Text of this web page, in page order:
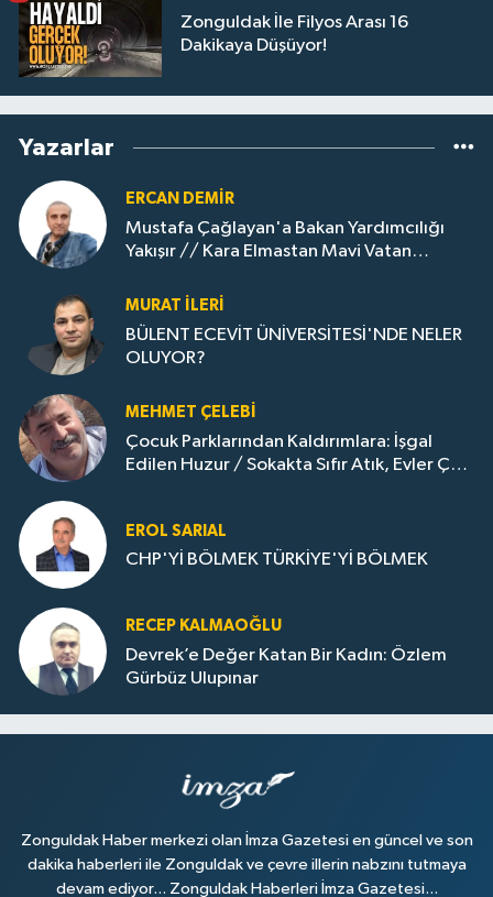
Zonguldak İle Filyos Arası 16
Dakikaya Düşüyor!
Yazarlar
ERCAN DEMIR
Mustafa Çağlayan'a Bakan Yardımcılığı
Yakışır // ​Kara Elmastan Mavi Vatan
MURAT İLERI
BÜLENT ECEVİT ÜNİVERSİTESİ'NDE NELER
OLUYOR?
MEHMET ÇELEBI
Çocuk Parklarından Kaldırımlara: İşgal
Edilen Huzur / Sokakta Sıfır Atık, Evler Çöp
EROL SARIAL
CHP'Yİ BÖLMEK TÜRKİYE'Yİ BÖLMEK
RECEP KALMAOĞLU
Devrek’e Değer Katan Bir Kadın: Özlem
Gürbüz Ulupınar
Zonguldak Haber merkezi olan İmza Gazetesi en güncel ve son
dakika haberleri ile Zonguldak ve çevre illerin nabzını tutmaya
devam ediyor... Zonguldak Haberleri İmza Gazetesi...